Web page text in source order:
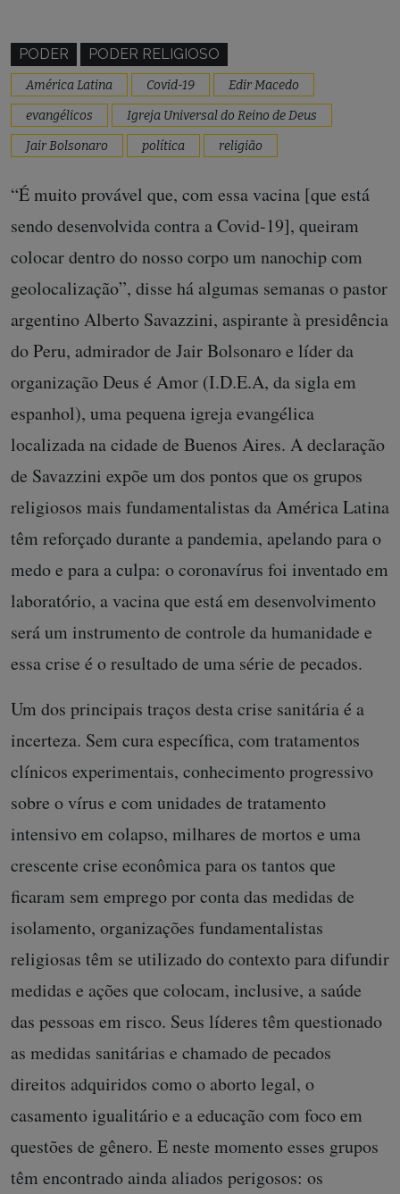
PODER PODER RELIGIOSO
América Latina Covid-19
Edir Macedo
evangélicos
Igreja Universal do Reino de Deus
Jair Bolsonaro
política religião
“É muito provável que, com essa vacina [que está
sendo desenvolvida contra a Covid-19], queiram
colocar dentro do nosso corpo um nanochip com
geolocalização”, disse há algumas semanas o pastor
argentino Alberto Savazzini, aspirante à presidência
do Peru, admirador de Jair Bolsonaro e líder da
organização Deus é Amor (I.D.E.A, da sigla em
espanhol), uma pequena igreja evangélica
localizada na cidade de Buenos Aires. A declaração
de Savazzini expõe um dos pontos que os grupos
religiosos mais fundamentalistas da América Latina
têm reforçado durante a pandemia, apelando para o
medo e para a culpa: o coronavírus foi inventado em
laboratório, a vacina que está em desenvolvimento
será um instrumento de controle da humanidade e
essa crise é o resultado de uma série de pecados.
Um dos principais traços desta crise sanitária é a
incerteza. Sem cura específica, com tratamentos
clínicos experimentais, conhecimento progressivo
sobre o vírus e com unidades de tratamento
intensivo em colapso, milhares de mortos e uma
crescente crise econômica para os tantos que
ficaram sem emprego por conta das medidas de
isolamento, organizações fundamentalistas
religiosas têm se utilizado do contexto para difundir
medidas e ações que colocam, inclusive, a saúde
das pessoas em risco. Seus líderes têm questionado
as medidas sanitárias e chamado de pecados
direitos adquiridos como o aborto legal, o
casamento igualitário e a educação com foco em
questões de gênero. E neste momento esses grupos
têm encontrado ainda aliados perigosos: os